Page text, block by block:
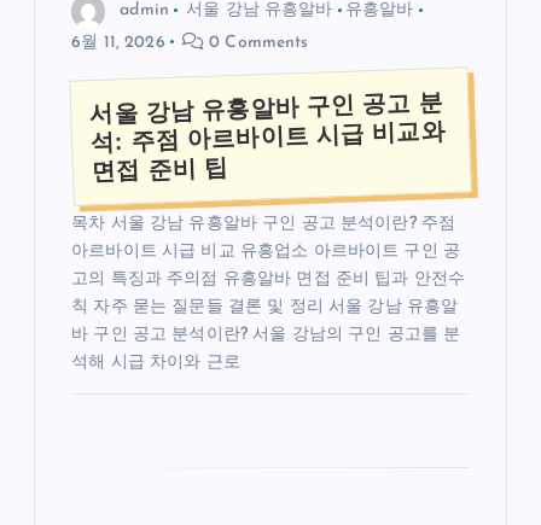
admin 서울 강남 유흥알바
유흥알바
6월 11, 2026
0 Comments
서울 강남 유흥알바 구인 공고 분
석: 주점 아르바이트 시급 비교와
면접 준비 팁
목차 서울 강남 유흥알바 구인 공고 분석이란? 주점
아르바이트 시급 비교 유흥업소 아르바이트 구인 공
고의 특징과 주의점 유흥알바 면접 준비 팁과 안전수
칙 자주 묻는 질문들 결론 및 정리 서울 강남 유흥알
바 구인 공고 분석이란? 서울 강남의 구인 공고를 분
석해 시급 차이와 근로